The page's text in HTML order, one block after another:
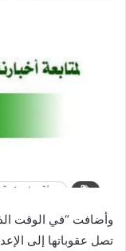
وأضافت “في الوقت
تصل عقوباتها إلى